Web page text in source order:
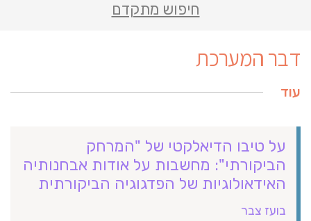
חיפוש מתקדם
דבר המערכת
עוד
על טיבו הדיאלקטי של "המרחק
הביקורתי": מחשבות על אודות אבחנותיה
האידאולוגיות של הפדגוגיה הביקורתית
בועז צבר